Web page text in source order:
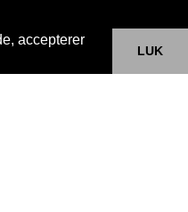
accepterer
LUK